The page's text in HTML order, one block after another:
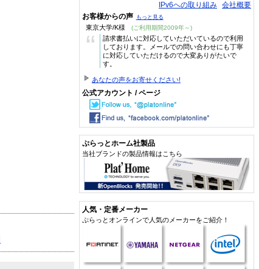
IPv6への取り組み 会社概要
お客様からの声 もっと見る
東京大学/K様 (ご利用期間2009年～)
“
請求書払いに対応していただいているので利用
しております。メールでの問い合わせにも丁寧
に対応していただけるので大変ありがたいで
す。
あなたの声をお寄せください!
公式アカウント / ページ
ぷらっとホーム社製品
当社ブランドの製品情報はこちら
人気・定番メーカー
ぷらっとオンラインで人気のメーカーをご紹介！